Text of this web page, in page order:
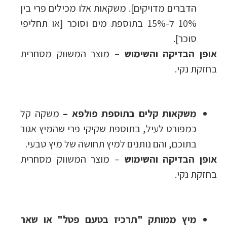
הדברים מדויקים]. משקאות אלו מכילים פרי בין
10% ל-15% בתוספת מים וסוכר [או תחליפי
סוכר].
אופן הבדיקה והשימוש – מוצר המשווק מסחרית
בחזקת נקי.
משקאות קלים בתוספת פולפא – משקה קל
כמפורט לעיל, בתוספת שקיקי פרי שהמיץ אגור
בתוכם, והם נותנים למיץ תחושה של מיץ טבעי.
אופן הבדיקה והשימוש – מוצר המשווק מסחרית
בחזקת נקי.
מיץ ממותק "תרכיז בטעם פטל" או שאר